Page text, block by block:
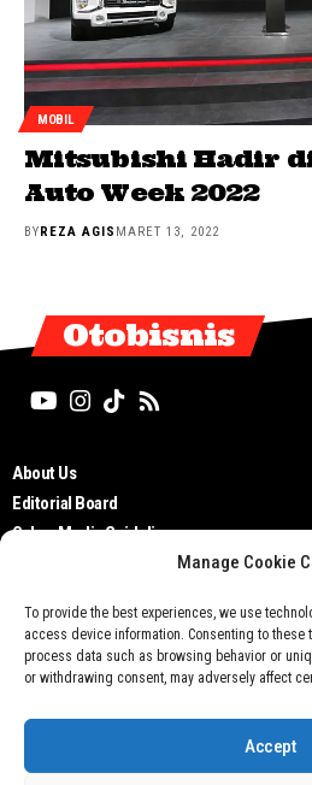
Manage Cookie
To provide the best experiences, we use
access device information. Consenting to
process data such as browsing behavior or
or withdrawing consent, may adversely affect
Accept
MOBIL
Mitsubishi Hadir
Auto Week 2022
BY REZA AGIS MARET 13, 2022
Otobisnis
About Us
Editorial Board
Cyber Media Guidelines
Privacy Policy
Contact Us